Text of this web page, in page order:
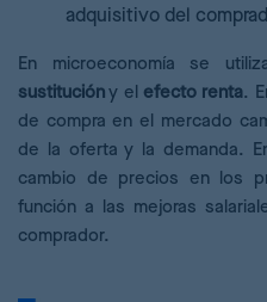
adquisitivo del
En microeconomía se
sustitucióny el efecto renta.
de compra en el mercado
de la oferta y la demanda.
cambio de precios en los
función a las mejoras
comprador.